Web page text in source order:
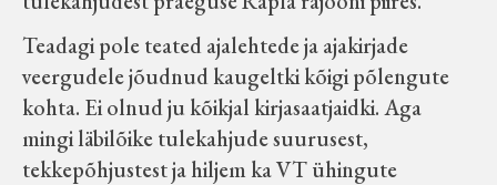
Teadagi pole teated ajalehtede ja ajakirjade
veergudele jõudnud kaugeltki kõigi põlengute
kohta. Ei olnud ju kõikjal kirjasaatjaidki. Aga
mingi läbilõike tulekahjude suurusest,
tekkepõhjustest ja hiljem ka VT ühingute